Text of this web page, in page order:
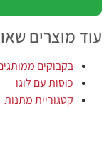
עוד מוצרים
בקבוקים
כוסות עם לוגו
קטגוריית מתנות